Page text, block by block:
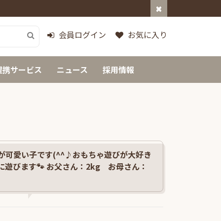
会員ログイン お気に入り
携サービス ニュース 採用情報
可愛い子です(^^♪おもちゃ遊びが大好き
遊びます🐾 お父さん：2kg お母さん：